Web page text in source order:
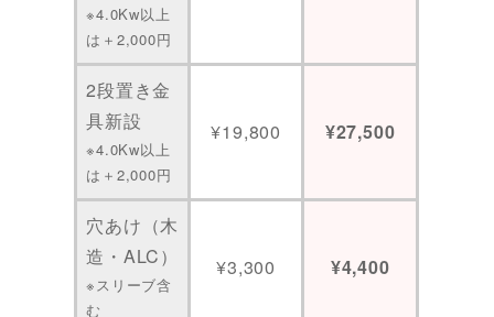
※4.0Kw以上
は＋2,000円
2段置き金
具新設
※4.0Kw以上
は＋2,000円
¥19,800 ¥27,500
穴あけ（木
造・ALC）
※スリーブ含
む
¥3,300 ¥4,400